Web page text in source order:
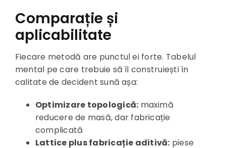
Comparație și
aplicabilitate
Fiecare metodă are punctul ei forte. Tabelul
mental pe care trebuie să îl construiești în
calitate de decident sună așa:
Optimizare topologică: maximă
reducere de masă, dar fabricație
complicată
Lattice plus fabricație aditivă: piese